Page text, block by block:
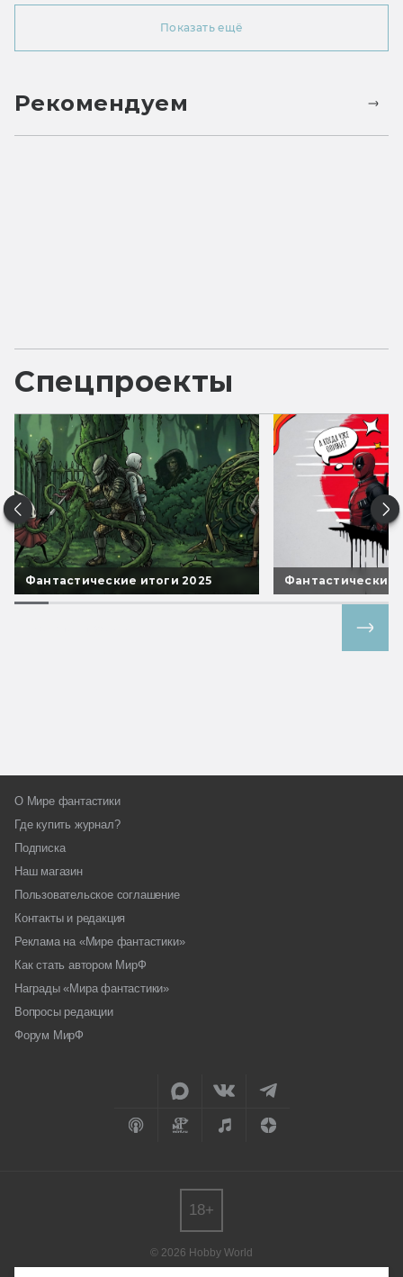
Показать ещё
Рекомендуем
Спецпроекты
Фантастические итоги 2025 Фантастические
О Мире фантастики
Где купить журнал?
Подписка
Наш магазин
Пользовательское соглашение
Контакты и редакция
Реклама на «Мире фантастики»
Как стать автором МирФ
Награды «Мира фантастики»
Вопросы редакции
Форум МирФ
© 2026 Hobby World
18+